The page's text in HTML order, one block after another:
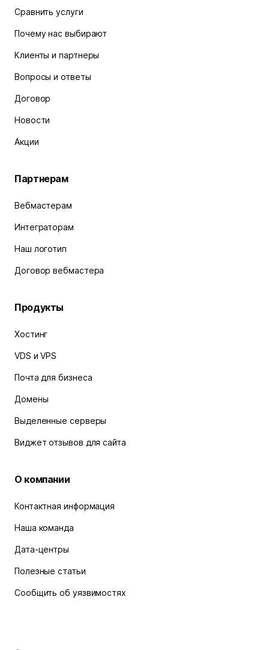
Сравнить услуги
Почему нас выбирают
Клиенты и партнеры
Вопросы и ответы
Договор
Новости
Акции
Партнерам
Вебмастерам
Интеграторам
Наш логотип
Договор вебмастера
Продукты
Хостинг
VDS и VPS
Почта для бизнеса
Домены
Выделенные серверы
Виджет отзывов для сайта
О компании
Контактная информация
Наша команда
Дата-центры
Полезные статьи
Сообщить об уязвимостях